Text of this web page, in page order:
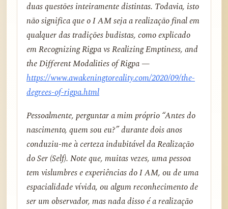
duas questões inteiramente distintas. Todavia, isto
não significa que o I AM seja a realização final em
qualquer das tradições budistas, como explicado
emRecognizing Rigpa vs Realizing Emptiness, and
the Different Modalities of Rigpa —
https://www.awakeningtoreality.com/2020/09/the-
degrees-of-rigpa.html
Pessoalmente, perguntar a mim próprio “Antes do
nascimento, quem sou eu?” durante dois anos
conduziu-me à certeza indubitável da Realização
do Ser (Self). Note que, muitas vezes, uma pessoa
tem vislumbres e experiências do I AM, ou de uma
espacialidade vívida, ou algum reconhecimento de
ser um observador, mas nada disso é a realização